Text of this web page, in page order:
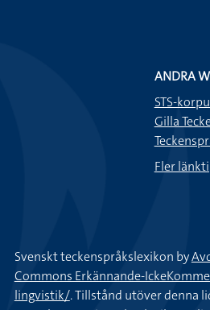
ANDRA
STS-
Gilla
Fler
Svenskt teckenspråkslexikon by
Commons Erkännande-
lingvistik/. Tillstånd utöver denna